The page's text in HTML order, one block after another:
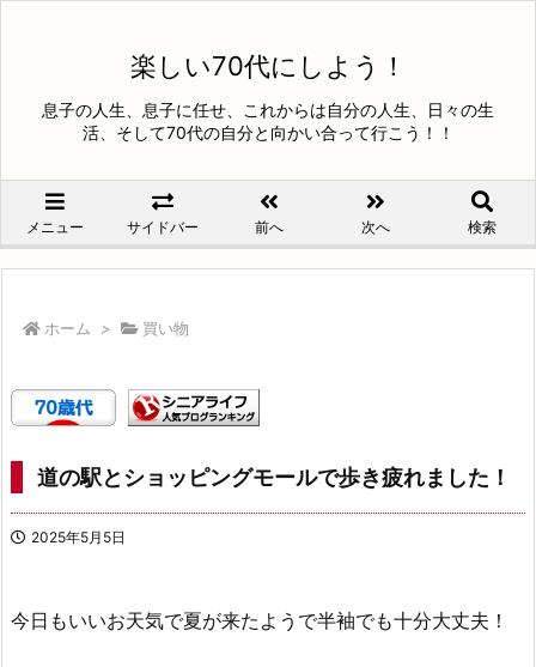
楽しい70代にしよう！
息子の人生、息子に任せ、これからは自分の人生、日々の生
活、そして70代の自分と向かい合って行こう！！
メニュー サイドバー 前へ 次へ 検索
ホーム > 買い物
道の駅とショッピングモールで歩き疲れました！
2025年5月5日
今日もいいお天気で夏が来たようで半袖でも十分大丈夫！